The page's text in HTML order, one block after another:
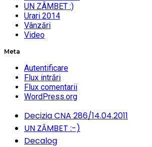
UN ZÂMBET :)
Urari 2014
Vânzări
Video
Meta
Autentificare
Flux intrări
Flux comentarii
WordPress.org
Decizia CNA 286/14.04.2011
UN ZÂMBET :-)
Decalog